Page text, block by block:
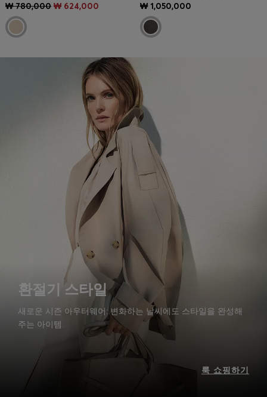
₩ 780,000 ₩ 624,000
환절기 스타일
새로운 시즌 아우터웨어: 변화하는 날씨에도 스타일을 완성해
주는 아이템.
룩 쇼핑하기
₩ 1,050,000